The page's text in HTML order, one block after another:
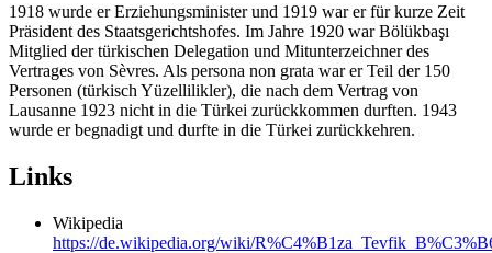
1918 wurde er Erziehungsminister und 1919 war er für kurze Zeit
Präsident des Staatsgerichtshofes. Im Jahre 1920 war Bölükbaşı
Mitglied der türkischen Delegation und Mitunterzeichner des
Vertrages von Sèvres. Als persona non grata war er Teil der 150
Personen (türkisch Yüzellilikler), die nach dem Vertrag von
Lausanne 1923 nicht in die Türkei zurückkommen durften. 1943
wurde er begnadigt und durfte in die Türkei zurückkehren.
Links
Wikipedia
https://de.wikipedia.org/wiki/